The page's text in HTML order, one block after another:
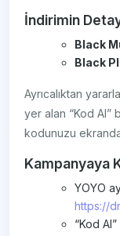
İndirimin
Black
Black
Ayrıcalıktan
yer alan “Kod Al”
kodunuzu
Kampanyaya
YOYO
https://
“Kod